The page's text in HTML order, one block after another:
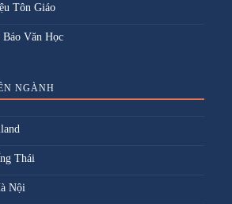
Tôn Giáo
Văn Học
NGÀNH
Thái
Nội